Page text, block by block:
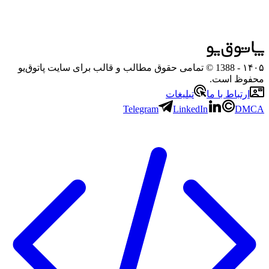
۱۴۰۵
- 1388 © تمامی حقوق مطالب و قالب برای سایت پاتوق‌یو
محفوظ است.
ارتباط با ما
تبلیغات
Telegram
LinkedIn DMCA